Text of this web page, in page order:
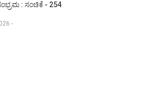
: ಸಂಚಿಕೆ - 254
-